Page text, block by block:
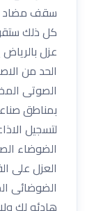
سقف مضاد
كل ذلك
عزل
الحد من
الصوتى
بمناطق
لتسجيل
الضوضاء
العزل على
الضوضائى
هادئه لك